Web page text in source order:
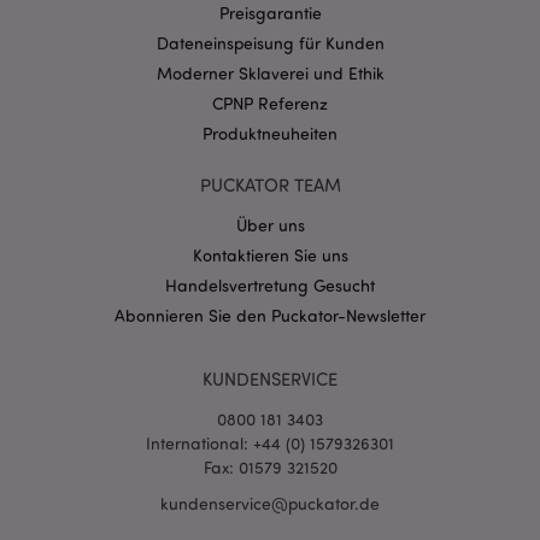
Preisgarantie
Dateneinspeisung für Kunden
Moderner Sklaverei und Ethik
CPNP Referenz
Produktneuheiten
PUCKATOR TEAM
Über uns
Kontaktieren Sie uns
Handelsvertretung Gesucht
Abonnieren Sie den Puckator-Newsletter
KUNDENSERVICE
0800 181 3403
International: +44 (0) 1579326301
Fax: 01579 321520
kundenservice@puckator.de
.puckator.de
mage-cache-storage-section-
Datenschutzbestimmungen von Google